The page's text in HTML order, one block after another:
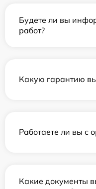
Будете ли вы
работ?
Какую гарантию
Работаете ли вы с
Какие документы